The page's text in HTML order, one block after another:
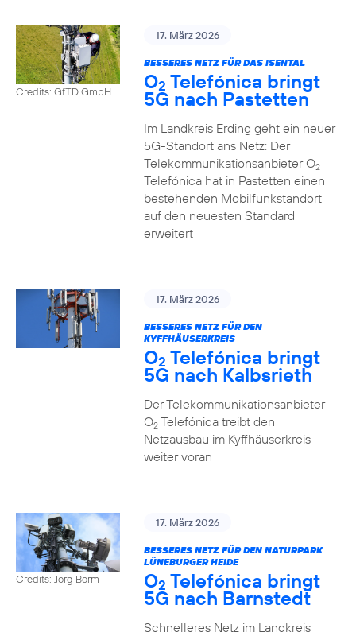
Credits: GfTD GmbH
17. März 2026
BESSERES NETZ FÜR DAS ISENTAL
O2 Telefónica bringt
5G nach Pastetten
Im Landkreis Erding geht ein neuer
5G-Standort ans Netz: Der
Telekommunikationsanbieter O2
Telefónica hat in Pastetten einen
bestehenden Mobilfunkstandort
auf den neuesten Standard
erweitert
17. März 2026
BESSERES NETZ FÜR DEN
KYFFHÄUSERKREIS
O2 Telefónica bringt
5G nach Kalbsrieth
Der Telekommunikationsanbieter
O2Telefónica treibt den
Netzausbau im Kyffhäuserkreis
weiter voran
Credits: Jörg Borm
17. März 2026
BESSERES NETZ FÜR DEN NATURPARK
LÜNEBURGER HEIDE
O2 Telefónica bringt
5G nach Barnstedt
Schnelleres Netz im Landkreis